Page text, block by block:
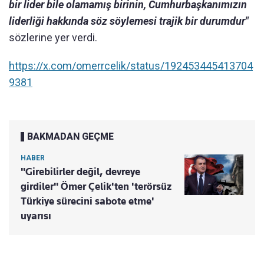
bir lider bile olamamış birinin, Cumhurbaşkanımızın
liderliği hakkında söz söylemesi trajik bir durumdur"
sözlerine yer verdi.
https://x.com/omerrcelik/status/192453445413704
9381
BAKMADAN GEÇME
HABER
"Girebilirler değil, devreye
girdiler" Ömer Çelik'ten 'terörsüz
Türkiye sürecini sabote etme'
uyarısı